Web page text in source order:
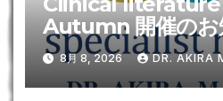
Autumn 開催のお
8月 8, 2026 DR. AKIRA